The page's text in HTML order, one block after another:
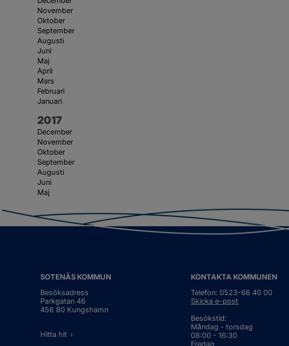
November
Oktober
September
Augusti
Juni
Maj
April
Mars
Februari
Januari
År:
2017
December
November
Oktober
September
Augusti
Juni
Maj
SOTENÄS KOMMUN
Besöksadress
Parkgatan 46
456 80 Kungshamn
Hitta hit
KONTAKTA KOMMUNEN
Telefon: 0523-66 40 00
Skicka e-post
Besökstid:
Måndag - torsdag
08:00 - 16:30
Fredag